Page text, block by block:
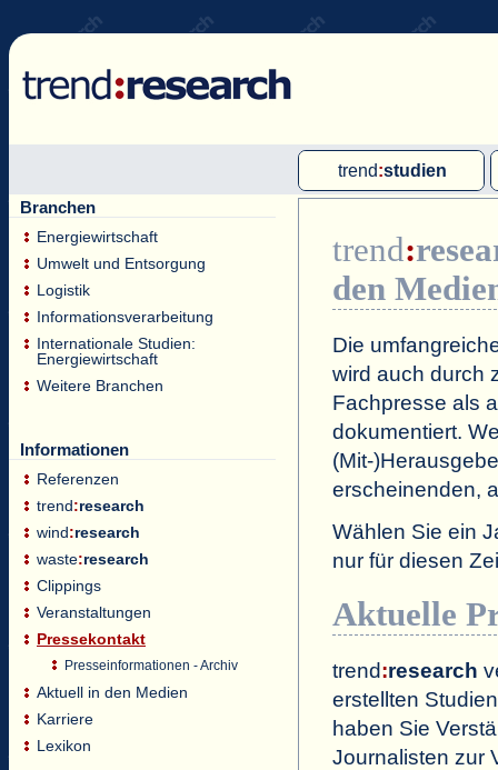
trend:studien
Single-Client-Studien
Internationale Markt Reports
Branchen
Energiewirtschaft
Umwelt und Entsorgung
Logistik
Informationsverarbeitung
Internationale Studien:
Energiewirtschaft
Weitere Branchen
Informationen
Referenzen
trend:research
wind:research
waste:research
Clippings
Veranstaltungen
Pressekontakt
Presseinformationen - Archiv
Aktuell in den Medien
Karriere
Lexikon
trend:
den
Die
wird auch durch
Fachpresse als
dokumentiert.
(Mit-
erscheinenden,
Wählen Sie ein
nur für diesen
Aktuelle
trend:research
erstellten
haben Sie
Journalisten zur